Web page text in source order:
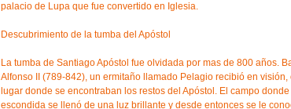
palacio de Lupa que fue convertido en Iglesia.
Descubrimiento de la tumba del Apóstol
La tumba de Santiago Apóstol fue olvidada por mas de 800 años.
Alfonso II (789-842), un ermitaño llamado Pelagio recibió en visión,
lugar donde se encontraban los restos del Apóstol. El campo
escondida se llenó de una luz brillante y desde entonces se le